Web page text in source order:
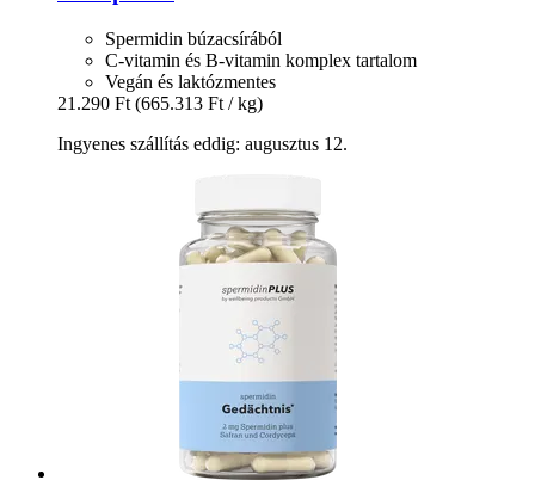
Spermidin búzacsírából
C-vitamin és B-vitamin komplex tartalom
Vegán és laktózmentes
21.290 Ft (665.313 Ft / kg)
Ingyenes szállítás eddig: augusztus 12.